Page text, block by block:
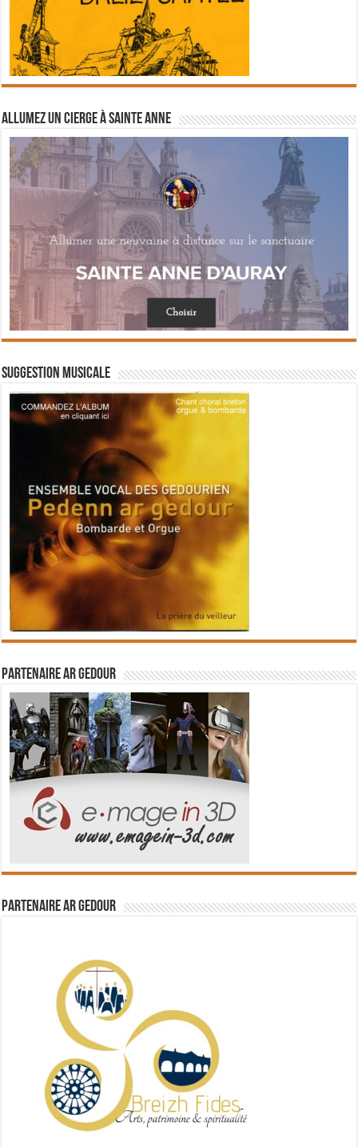
Allumez un cierge à Sainte Anne
Suggestion musicale
Partenaire Ar Gedour
Partenaire Ar Gedour